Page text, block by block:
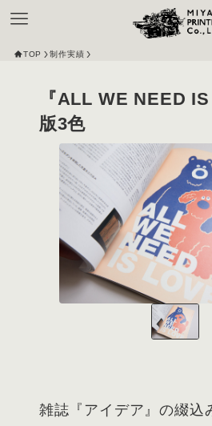
TOP 制作実績
『ALL WE NEED
版3色
雑誌『アイデア』の綴込